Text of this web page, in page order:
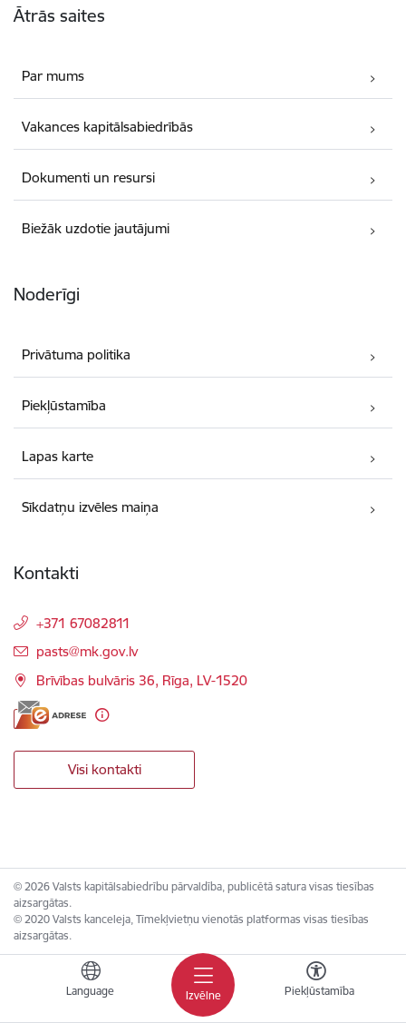
Izvēlne
Language Piekļūstamība
Ātrās saites
Par mums
Vakances kapitālsabiedrībās
Dokumenti un resursi
Biežāk uzdotie jautājumi
Noderīgi
Privātuma politika
Piekļūstamība
Lapas karte
Sīkdatņu izvēles maiņa
Kontakti
+371 67082811
E-pasts:
pasts@mk.gov.lv
Brīvības bulvāris 36, Rīga, LV-1520
Visi kontakti
© 2026 Valsts kapitālsabiedrību pārvaldība, publicētā satura visas tiesības
aizsargātas.
© 2020 Valsts kanceleja, Tīmekļvietņu vienotās platformas visas tiesības
aizsargātas.